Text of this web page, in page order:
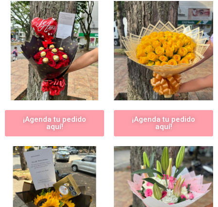
¡Agenda tu pedido
aquí!
¡Agenda tu pedido
aquí!